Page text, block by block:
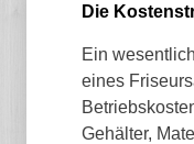
Die
Ein
eines
Gehälter,